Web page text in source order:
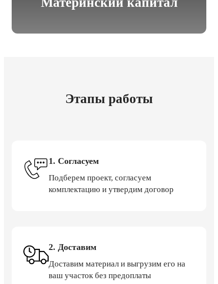
Этапы работы
1. Согласуем
Подберем проект, согласуем
комплектацию и утвердим договор
2. Доставим
Доставим материал и выгрузим его на
ваш участок без предоплаты